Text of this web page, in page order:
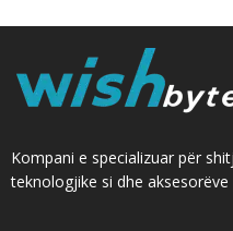
Kompani e specializuar për
teknologjike si dhe aksesorëve